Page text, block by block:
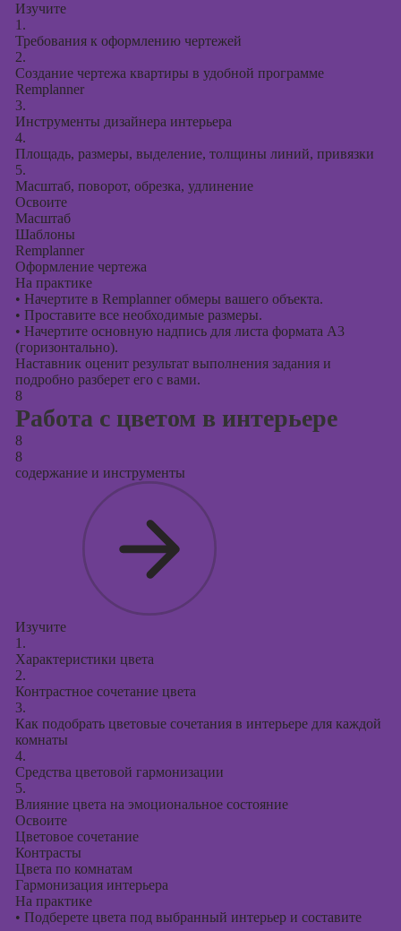
Изучите
1.
Требования к оформлению чертежей
2.
Создание чертежа квартиры в удобной программе
Remplanner
3.
Инструменты дизайнера интерьера
4.
Площадь, размеры, выделение, толщины линий, привязки
5.
Масштаб, поворот, обрезка, удлинение
Освоите
Масштаб
Шаблоны
Remplanner
Оформление чертежа
На практике
• Начертите в Remplanner обмеры вашего объекта.
• Проставите все необходимые размеры.
• Начертите основную надпись для листа формата А3
(горизонтально).
Наставник оценит результат выполнения задания и
подробно разберет его с вами.
8
Работа с цветом в интерьере
8
8
содержание и инструменты
Изучите
1.
Характеристики цвета
2.
Контрастное сочетание цвета
3.
Как подобрать цветовые сочетания в интерьере для каждой
комнаты
4.
Средства цветовой гармонизации
5.
Влияние цвета на эмоциональное состояние
Освоите
Цветовое сочетание
Контрасты
Цвета по комнатам
Гармонизация интерьера
На практике
• Подберете цвета под выбранный интерьер и составите